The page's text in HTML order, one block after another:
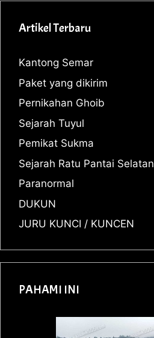
Artikel Terbaru
Kantong Semar
Paket yang dikirim
Pernikahan Ghoib
Sejarah Tuyul
Pemikat Sukma
Sejarah Ratu Pantai Selatan
Paranormal
DUKUN
JURU KUNCI / KUNCEN
PAHAMI INI